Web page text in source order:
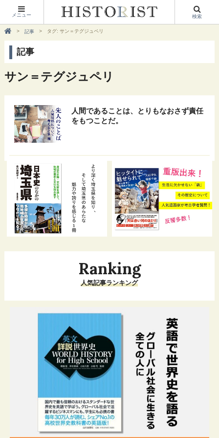
メニュー 検索
記事 タグ: サン＝テグジュペリ
記事
サン＝テグジュペリ
人間であることは、とりもなおさず責任
をもつことだ。
Ranking
人気記事ランキング